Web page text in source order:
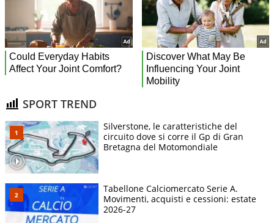
SPORT TREND
Silverstone, le caratteristiche del
circuito dove si corre il Gp di Gran
Bretagna del Motomondiale
Tabellone Calciomercato Serie A.
Movimenti, acquisti e cessioni: estate
2026-27